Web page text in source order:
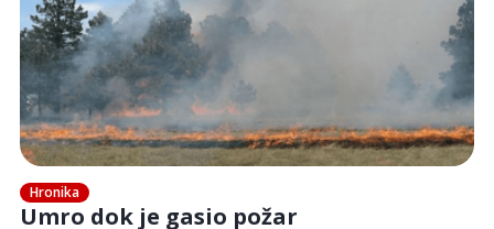
Hronika
Umro dok je gasio požar